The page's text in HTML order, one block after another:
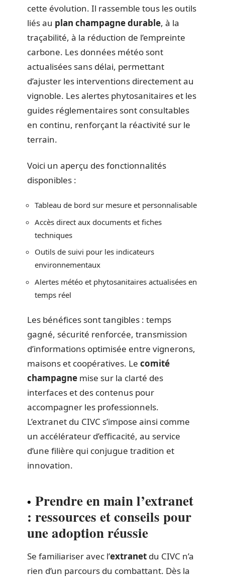
cette évolution. Il rassemble tous les outils
liés au plan champagne durable, à la
traçabilité, à la réduction de l’empreinte
carbone. Les données météo sont
actualisées sans délai, permettant
d’ajuster les interventions directement au
vignoble. Les alertes phytosanitaires et les
guides réglementaires sont consultables
en continu, renforçant la réactivité sur le
terrain.
Voici un aperçu des fonctionnalités
disponibles :
Tableau de bord sur mesure et personnalisable
Accès direct aux documents et fiches
techniques
Outils de suivi pour les indicateurs
environnementaux
Alertes météo et phytosanitaires actualisées en
temps réel
Les bénéfices sont tangibles : temps
gagné, sécurité renforcée, transmission
d’informations optimisée entre vignerons,
maisons et coopératives. Le comité
champagne mise sur la clarté des
interfaces et des contenus pour
accompagner les professionnels.
L’extranet du CIVC s’impose ainsi comme
un accélérateur d’efficacité, au service
d’une filière qui conjugue tradition et
innovation.
Prendre en main l’extranet
: ressources et conseils pour
une adoption réussie
Se familiariser avec l’extranet du CIVC n’a
rien d’un parcours du combattant. Dès la